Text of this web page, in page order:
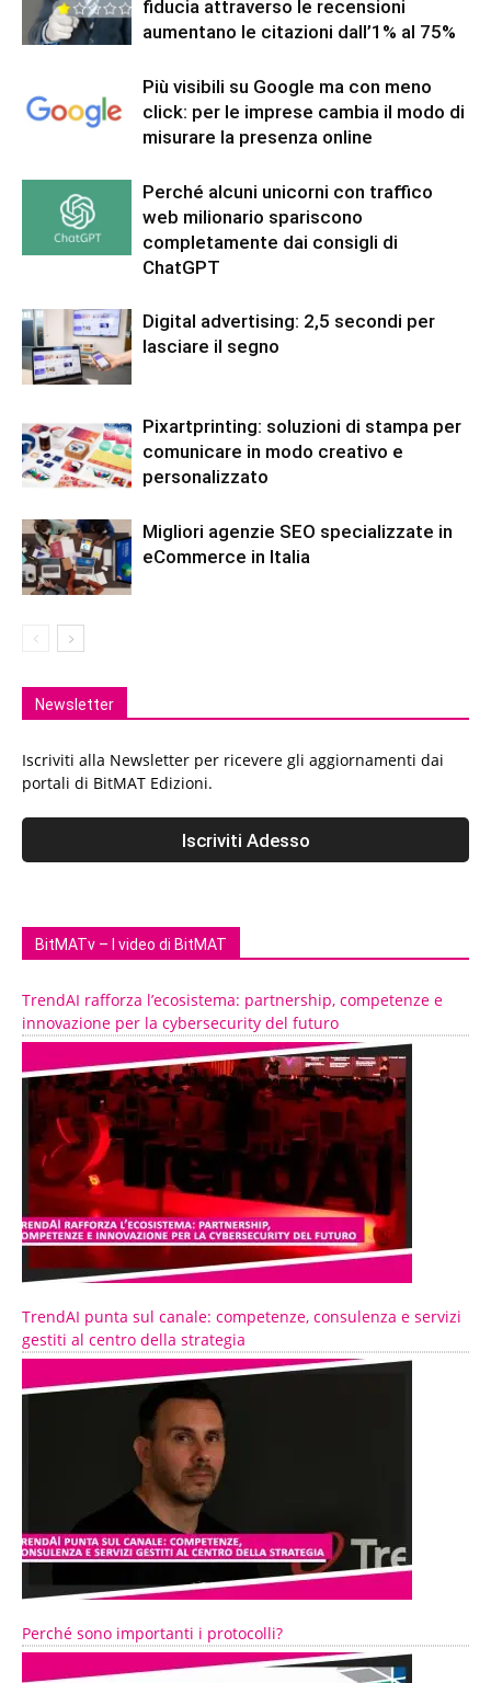
fiducia attraverso le recensioni
aumentano le citazioni dall’1% al 75%
Più visibili su Google ma con meno
click: per le imprese cambia il modo di
misurare la presenza online
Perché alcuni unicorni con traffico
web milionario spariscono
completamente dai consigli di
ChatGPT
Digital advertising: 2,5 secondi per
lasciare il segno
Pixartprinting: soluzioni di stampa per
comunicare in modo creativo e
personalizzato
Migliori agenzie SEO specializzate in
eCommerce in Italia
Newsletter
Iscriviti alla Newsletter per ricevere gli aggiornamenti dai
portali di BitMAT Edizioni.
BitMATv – I video di BitMAT
TrendAI rafforza l’ecosistema: partnership, competenze e
innovazione per la cybersecurity del futuro
TrendAI punta sul canale: competenze, consulenza e servizi
gestiti al centro della strategia
Perché sono importanti i protocolli?